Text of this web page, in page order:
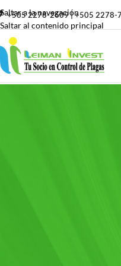
Saltar a la navegación
Saltar al contenido principal
+505 2278-2609 | +505 2278-